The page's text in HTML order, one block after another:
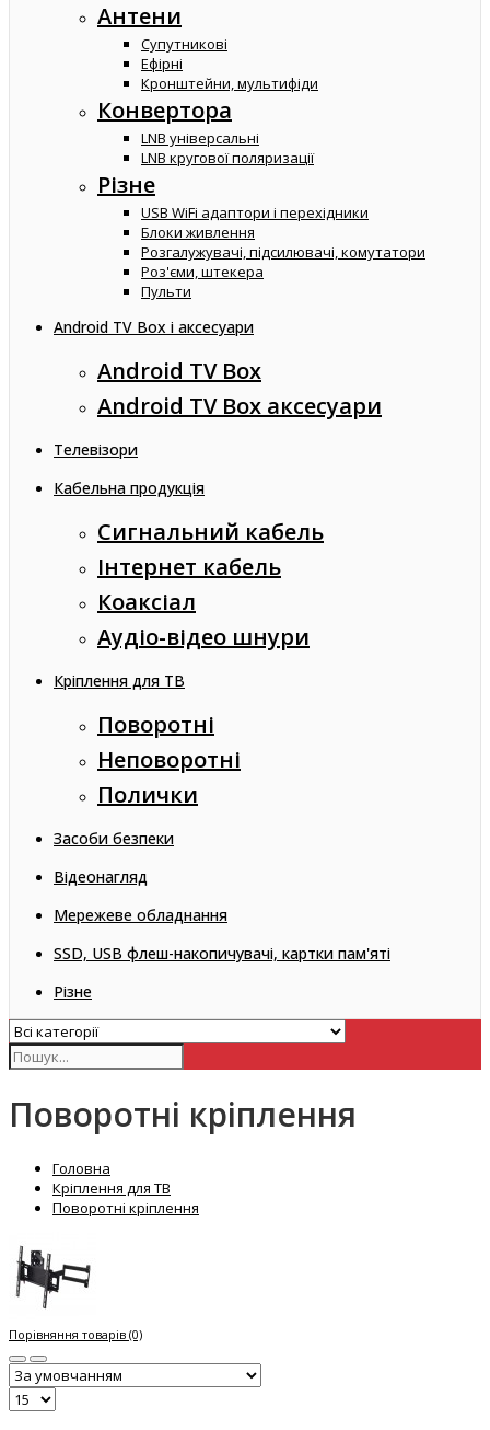
Антени
Супутникові
Ефірні
Кронштейни, мультифіди
Конвертора
LNB універсальні
LNB кругової поляризації
Різне
USB WiFi адаптори і перехідники
Блоки живлення
Розгалужувачі, підсилювачі, комутатори
Роз'єми, штекера
Пульти
Android TV Box і аксесуари
Android TV Box
Android TV Box аксесуари
Телевізори
Кабельна продукція
Сигнальний кабель
Інтернет кабель
Коаксіал
Аудіо-відео шнури
Кріплення для ТВ
Поворотні
Неповоротні
Полички
Засоби безпеки
Відеонагляд
Мережеве обладнання
SSD, USB флеш-накопичувачі, картки пам'яті
Різне
Поворотні кріплення
Головна
Кріплення для ТВ
Поворотні кріплення
Порівняння товарів (0)